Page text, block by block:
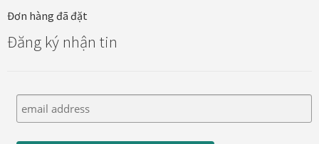
Đơn hàng đã đặt
Đăng ký nhận tin